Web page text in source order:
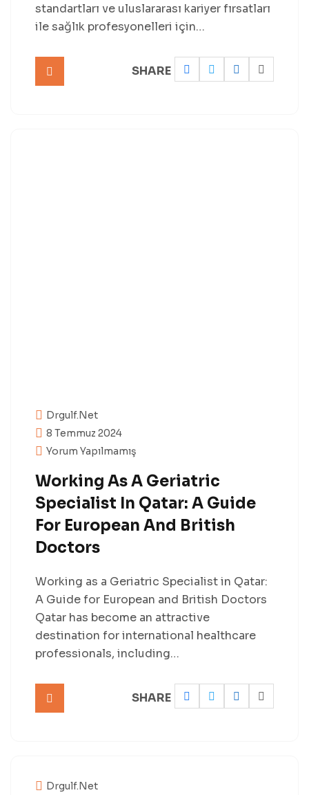
standartları ve uluslararası kariyer fırsatları
ile sağlık profesyonelleri için…
SHARE
Drgulf.net
8 Temmuz 2024
Yorum Yapılmamış
Working As A Geriatric
Specialist In Qatar: A Guide
For European And British
Doctors
Working as a Geriatric Specialist in Qatar:
A Guide for European and British Doctors
Qatar has become an attractive
destination for international healthcare
professionals, including…
SHARE
Drgulf.net